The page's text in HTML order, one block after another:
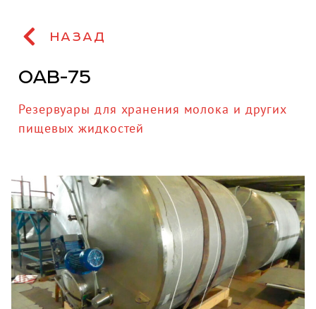
НАЗАД
ОАВ-75
Резервуары для хранения молока и других
пищевых жидкостей